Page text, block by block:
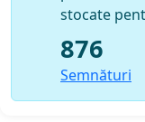
stocate
876
Semnături